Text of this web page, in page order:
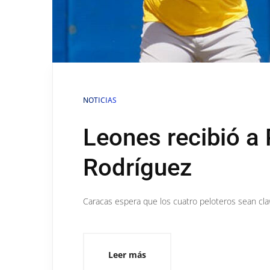
NOTICIAS
Leones recibió a
Rodríguez
Caracas espera que los cuatro peloteros sean
Leer más